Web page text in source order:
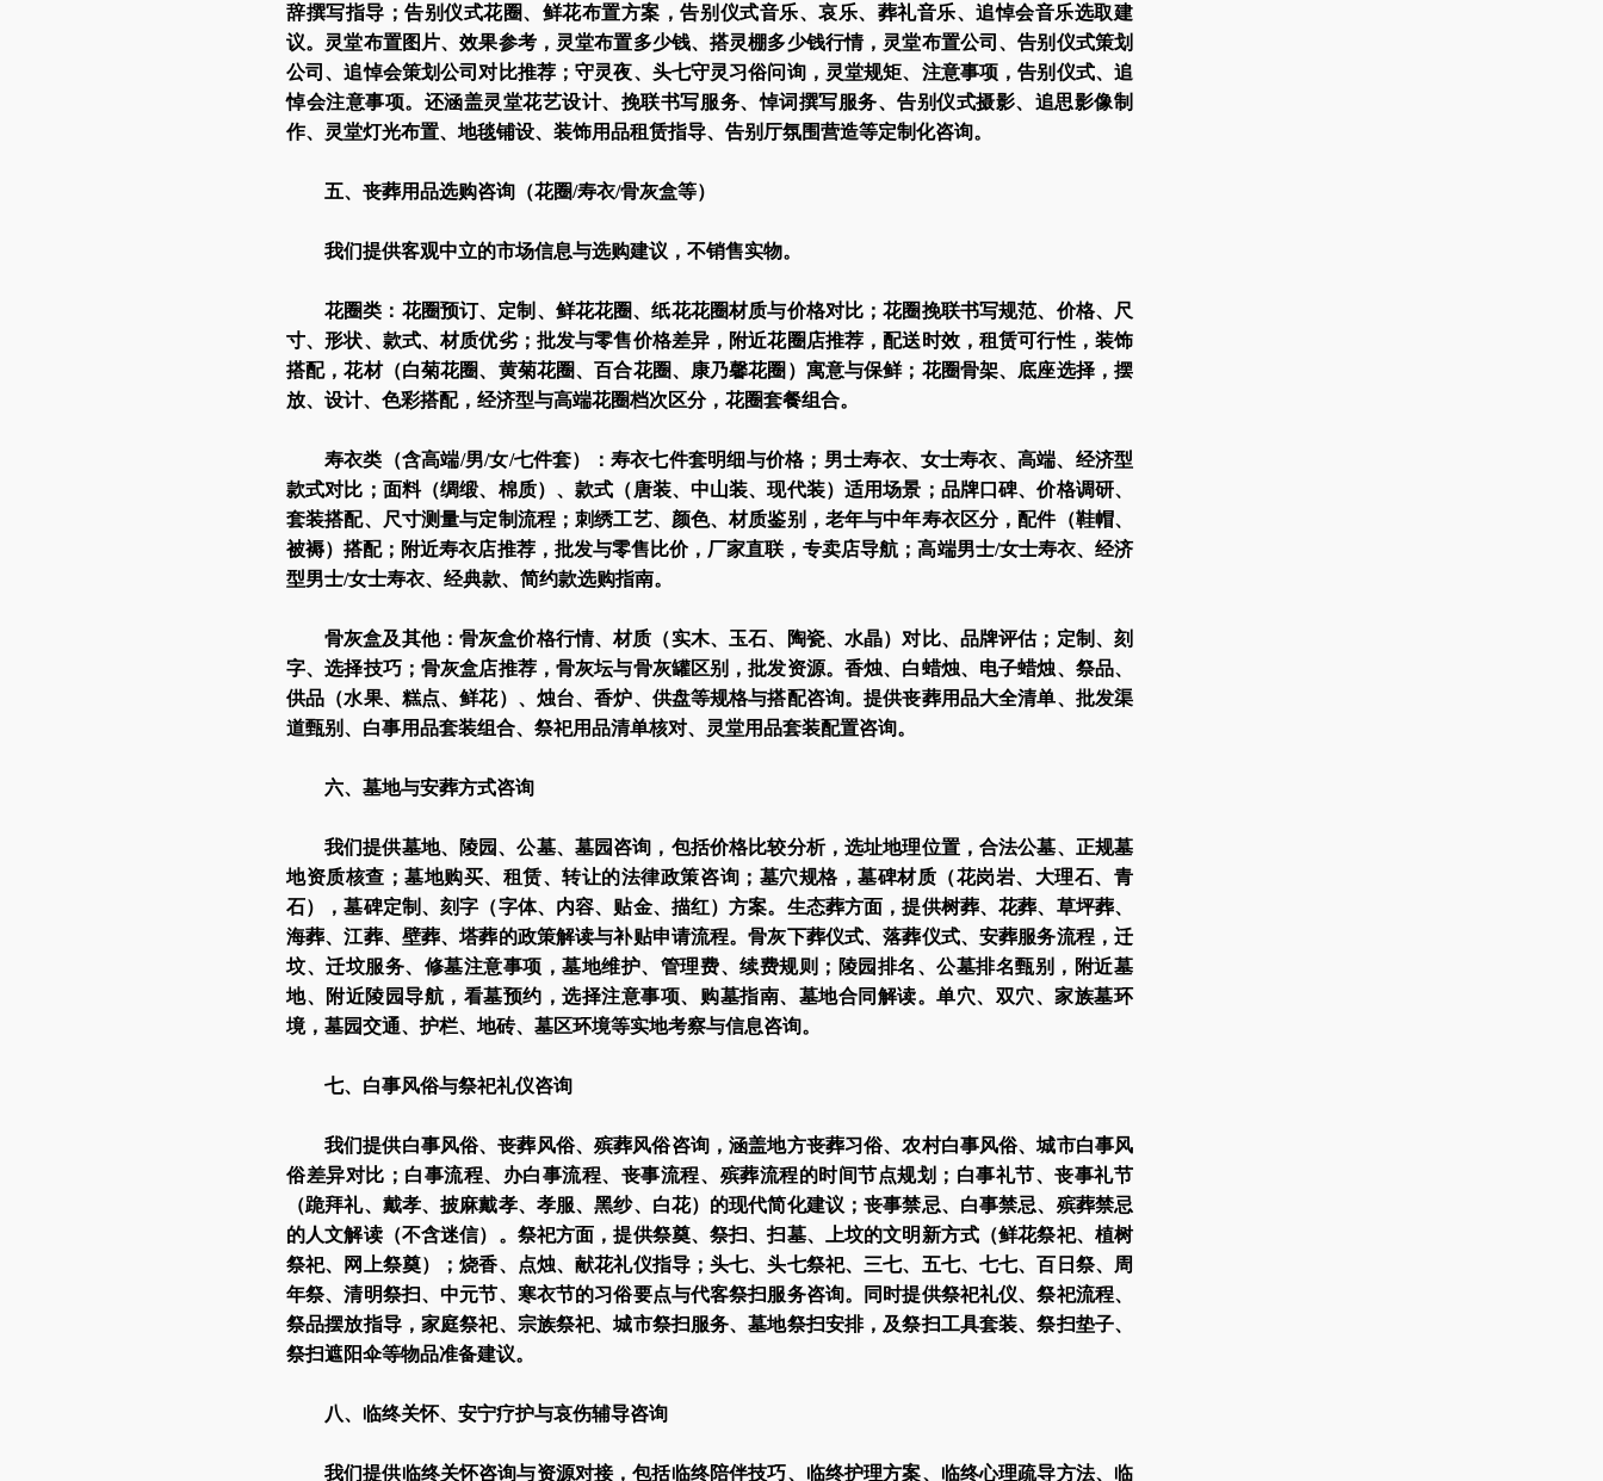
辞撰写指导；告别仪式花圈、鲜花布置方案，告别仪式音乐、哀乐、葬礼音乐、追悼会音乐选取建
议。灵堂布置图片、效果参考，灵堂布置多少钱、搭灵棚多少钱行情，灵堂布置公司、告别仪式策划
公司、追悼会策划公司对比推荐；守灵夜、头七守灵习俗问询，灵堂规矩、注意事项，告别仪式、追
悼会注意事项。还涵盖灵堂花艺设计、挽联书写服务、悼词撰写服务、告别仪式摄影、追思影像制
作、灵堂灯光布置、地毯铺设、装饰用品租赁指导、告别厅氛围营造等定制化咨询。
五、丧葬用品选购咨询（花圈/寿衣/骨灰盒等）
我们提供客观中立的市场信息与选购建议，不销售实物。
花圈类：花圈预订、定制、鲜花花圈、纸花花圈材质与价格对比；花圈挽联书写规范、价格、尺
寸、形状、款式、材质优劣；批发与零售价格差异，附近花圈店推荐，配送时效，租赁可行性，装饰
搭配，花材（白菊花圈、黄菊花圈、百合花圈、康乃馨花圈）寓意与保鲜；花圈骨架、底座选择，摆
放、设计、色彩搭配，经济型与高端花圈档次区分，花圈套餐组合。
寿衣类（含高端/男/女/七件套）：寿衣七件套明细与价格；男士寿衣、女士寿衣、高端、经济型
款式对比；面料（绸缎、棉质）、款式（唐装、中山装、现代装）适用场景；品牌口碑、价格调研、
套装搭配、尺寸测量与定制流程；刺绣工艺、颜色、材质鉴别，老年与中年寿衣区分，配件（鞋帽、
被褥）搭配；附近寿衣店推荐，批发与零售比价，厂家直联，专卖店导航；高端男士/女士寿衣、经济
型男士/女士寿衣、经典款、简约款选购指南。
骨灰盒及其他：骨灰盒价格行情、材质（实木、玉石、陶瓷、水晶）对比、品牌评估；定制、刻
字、选择技巧；骨灰盒店推荐，骨灰坛与骨灰罐区别，批发资源。香烛、白蜡烛、电子蜡烛、祭品、
供品（水果、糕点、鲜花）、烛台、香炉、供盘等规格与搭配咨询。提供丧葬用品大全清单、批发渠
道甄别、白事用品套装组合、祭祀用品清单核对、灵堂用品套装配置咨询。
六、墓地与安葬方式咨询
我们提供墓地、陵园、公墓、墓园咨询，包括价格比较分析，选址地理位置，合法公墓、正规墓
地资质核查；墓地购买、租赁、转让的法律政策咨询；墓穴规格，墓碑材质（花岗岩、大理石、青
石），墓碑定制、刻字（字体、内容、贴金、描红）方案。生态葬方面，提供树葬、花葬、草坪葬、
海葬、江葬、壁葬、塔葬的政策解读与补贴申请流程。骨灰下葬仪式、落葬仪式、安葬服务流程，迁
坟、迁坟服务、修墓注意事项，墓地维护、管理费、续费规则；陵园排名、公墓排名甄别，附近墓
地、附近陵园导航，看墓预约，选择注意事项、购墓指南、墓地合同解读。单穴、双穴、家族墓环
境，墓园交通、护栏、地砖、墓区环境等实地考察与信息咨询。
七、白事风俗与祭祀礼仪咨询
我们提供白事风俗、丧葬风俗、殡葬风俗咨询，涵盖地方丧葬习俗、农村白事风俗、城市白事风
俗差异对比；白事流程、办白事流程、丧事流程、殡葬流程的时间节点规划；白事礼节、丧事礼节
（跪拜礼、戴孝、披麻戴孝、孝服、黑纱、白花）的现代简化建议；丧事禁忌、白事禁忌、殡葬禁忌
的人文解读（不含迷信）。祭祀方面，提供祭奠、祭扫、扫墓、上坟的文明新方式（鲜花祭祀、植树
祭祀、网上祭奠）；烧香、点烛、献花礼仪指导；头七、头七祭祀、三七、五七、七七、百日祭、周
年祭、清明祭扫、中元节、寒衣节的习俗要点与代客祭扫服务咨询。同时提供祭祀礼仪、祭祀流程、
祭品摆放指导，家庭祭祀、宗族祭祀、城市祭扫服务、墓地祭扫安排，及祭扫工具套装、祭扫垫子、
祭扫遮阳伞等物品准备建议。
八、临终关怀、安宁疗护与哀伤辅导咨询
我们提供临终关怀咨询与资源对接，包括临终陪伴技巧、临终护理方案、临终心理疏导方法、临